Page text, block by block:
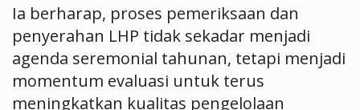
Ia berharap, proses pemeriksaan dan
penyerahan LHP tidak sekadar menjadi
agenda seremonial tahunan, tetapi menjadi
momentum evaluasi untuk terus
meningkatkan kualitas pengelolaan